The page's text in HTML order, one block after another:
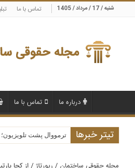
شنبه / 17 / مرداد / 1405 تماس با ما
درباره ما تماس با ما
تیتر خبرها ترمووال پشت تلویزیون؛
قصور پزشکی چیست و